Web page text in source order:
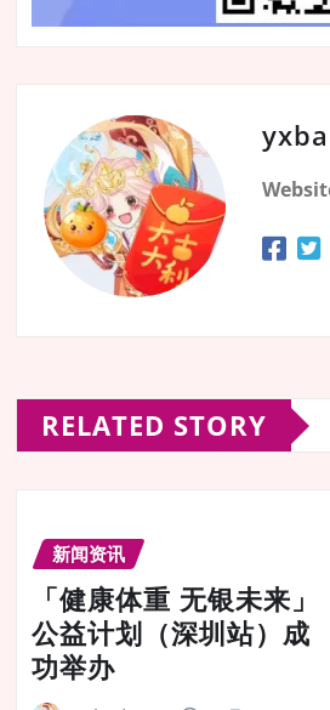
RELATED STORY
新闻资讯
「健康体重 无银未来」
公益计划（深圳站）成
功举办